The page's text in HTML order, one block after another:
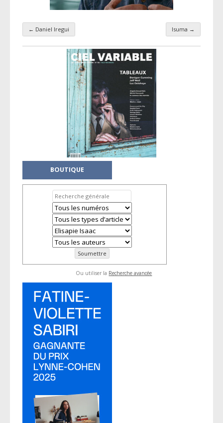
Navigation par taxonomie
← Daniel Iregui Isuma →
BOUTIQUE
Ou utiliser la Recherche avancée